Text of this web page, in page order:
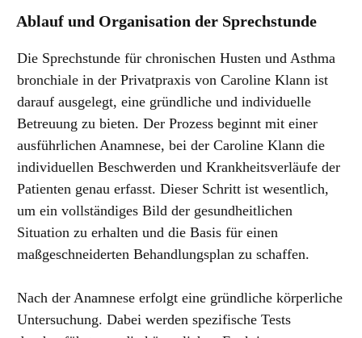
Ablauf und Organisation der Sprechstunde
Die Sprechstunde für chronischen Husten und Asthma
bronchiale in der Privatpraxis von Caroline Klann ist
darauf ausgelegt, eine gründliche und individuelle
Betreuung zu bieten. Der Prozess beginnt mit einer
ausführlichen Anamnese, bei der Caroline Klann die
individuellen Beschwerden und Krankheitsverläufe der
Patienten genau erfasst. Dieser Schritt ist wesentlich,
um ein vollständiges Bild der gesundheitlichen
Situation zu erhalten und die Basis für einen
maßgeschneiderten Behandlungsplan zu schaffen.
Nach der Anamnese erfolgt eine gründliche körperliche
Untersuchung. Dabei werden spezifische Tests